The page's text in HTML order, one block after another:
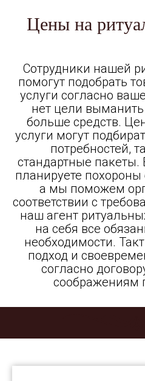
Цены на
Сотрудники нашей
помогут подобрать
услуги согласно
нет цели
больше средств.
услуги могут
потребностей,
стандартные пакеты.
планируете похороны
а мы поможем
соответствии с
наш агент
на себя все
необходимости.
подход и
согласно
соображениям